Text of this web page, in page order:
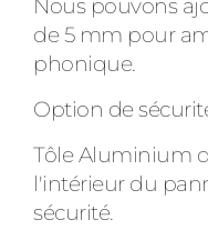
Nous pouvons
de 5 mm pour
phonique.
Option de
Tôle Aluminium
l'intérieur du
sécurité.